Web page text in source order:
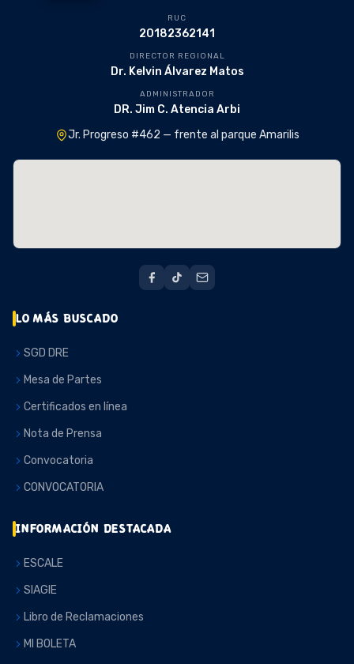
RUC
20182362141
DIRECTOR REGIONAL
Dr. Kelvin Álvarez Matos
ADMINISTRADOR
DR. Jim C. Atencia Arbi
Jr. Progreso #462 — frente al parque Amarilis
LO MÁS BUSCADO
SGD DRE
Mesa de Partes
Certificados en línea
Nota de Prensa
Convocatoria
CONVOCATORIA
INFORMACIÓN DESTACADA
ESCALE
SIAGIE
Libro de Reclamaciones
MI BOLETA